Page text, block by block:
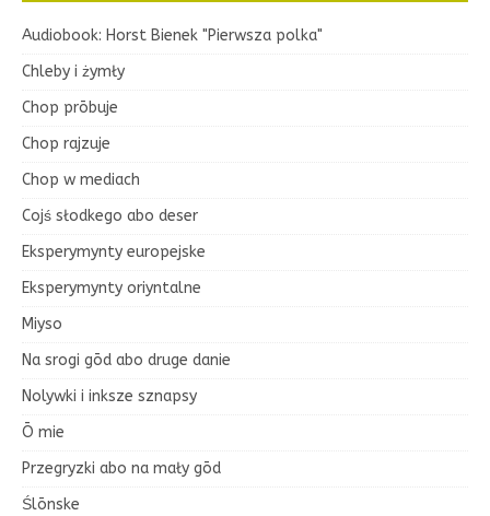
Audiobook: Horst Bienek "Pierwsza polka"
Chleby i żymły
Chop prōbuje
Chop rajzuje
Chop w mediach
Cojś słodkego abo deser
Eksperymynty europejske
Eksperymynty oriyntalne
Miyso
Na srogi gōd abo druge danie
Nolywki i inksze sznapsy
Ō mie
Przegryzki abo na mały gōd
Ślōnske